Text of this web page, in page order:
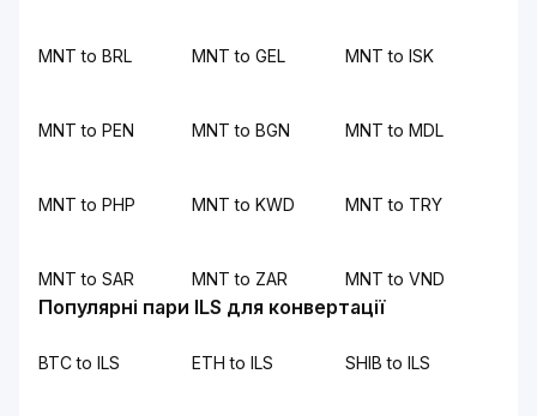
MNT to BRL MNT to GEL MNT to ISK
MNT to PEN MNT to BGN MNT to MDL
MNT to PHP MNT to KWD MNT to TRY
MNT to SAR MNT to ZAR MNT to VND
Популярні пари ILS для конвертації
BTC to ILS ETH to ILS SHIB to ILS